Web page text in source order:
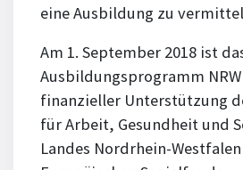
eine Ausbildung zu
Am 1. September 2018 ist
Ausbildungsprogramm
finanzieller Unterstützung
für Arbeit, Gesundheit und
Landes Nordrhein-